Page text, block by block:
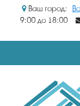
Ваш город:
9:00 до 18:00